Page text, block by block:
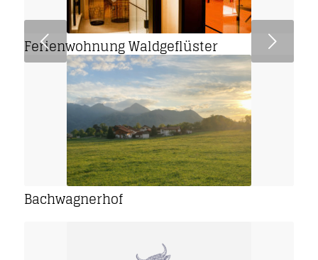
Ferienwohnung Waldgeflüster
Bachwagnerhof
Weiter